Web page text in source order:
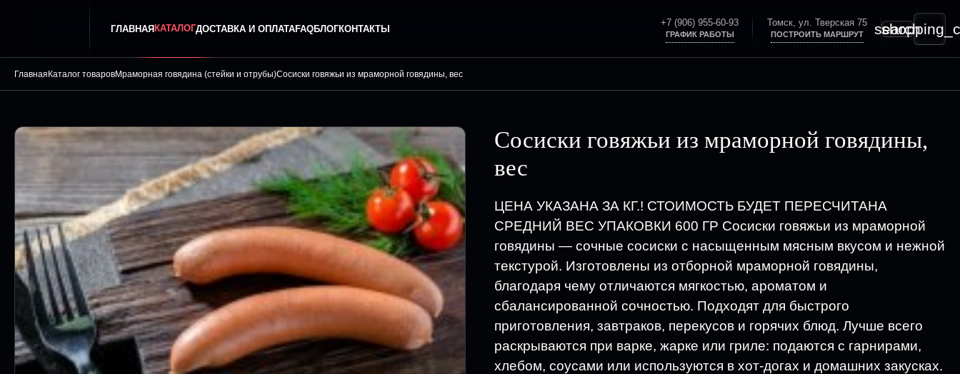
ГЛАВНАЯКАТАЛОГДОСТАВКА И ОПЛАТАFAQБЛОГКОНТАКТЫ
+7 (906) 955-60-93
ГРАФИК РАБОТЫ
Томск, ул. Тверская 75
ПОСТРОИТЬ МАРШРУТ search
ГлавнаяКаталог товаровМраморная говядина (стейки и отрубы)Сосиски говяжьи из мраморной говядины, вес
Сосиски говяжьи из мраморной говядины,
вес
ЦЕНА УКАЗАНА ЗА КГ.! СТОИМОСТЬ БУДЕТ ПЕРЕСЧИТАНА
СРЕДНИЙ ВЕС УПАКОВКИ 600 ГР Сосиски говяжьи из мраморной
говядины — сочные сосиски с насыщенным мясным вкусом и нежной
текстурой. Изготовлены из отборной мраморной говядины,
благодаря чему отличаются мягкостью, ароматом и
сбалансированной сочностью. Подходят для быстрого
приготовления, завтраков, перекусов и горячих блюд. Лучше всего
раскрываются при варке, жарке или гриле: подаются с гарнирами,
хлебом, соусами или используются в хот-догах и домашних закусках.